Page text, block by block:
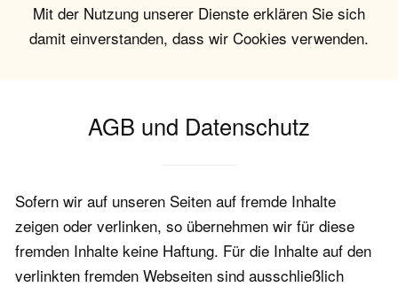
Mit der Nutzung unserer Dienste erklären Sie sich
damit einverstanden, dass wir Cookies verwenden.
AGB und Datenschutz
Sofern wir auf unseren Seiten auf fremde Inhalte
zeigen oder verlinken, so übernehmen wir für diese
fremden Inhalte keine Haftung. Für die Inhalte auf den
verlinkten fremden Webseiten sind ausschließlich